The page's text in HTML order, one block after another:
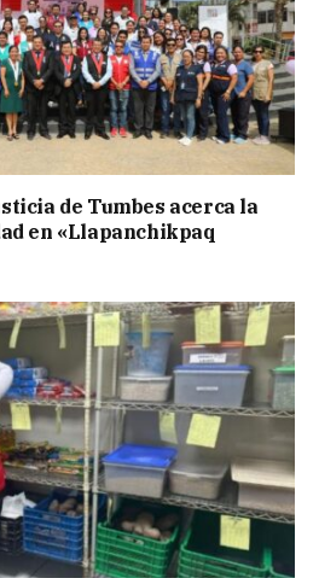
de Tumbes acerca la
en «Llapanchikpaq